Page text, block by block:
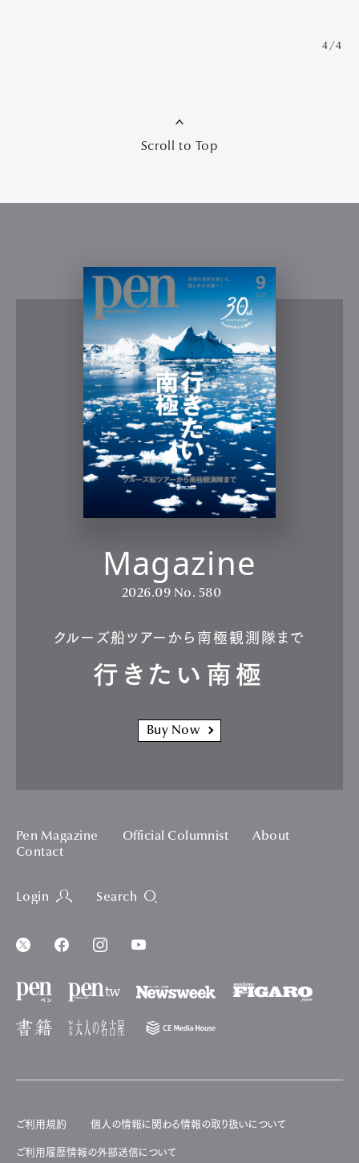
4/4
Scroll to Top
Magazine
2026.09 No. 580
クルーズ船ツアーから南極観測隊まで
行きたい南極
Buy Now
Pen Magazine Official Columnist
About
Contact
Login Search
ご利用規約 個人の情報に関わる情報の取り扱いについて
ご利用履歴情報の外部送信について